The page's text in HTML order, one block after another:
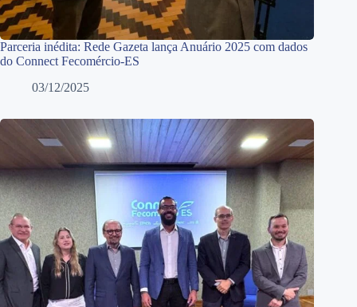
Parceria inédita: Rede Gazeta lança Anuário 2025 com dados
do Connect Fecomércio-ES
03/12/2025